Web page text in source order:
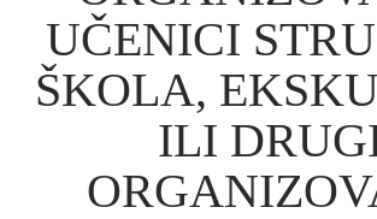
UČENICI
ŠKOLA,
ILI